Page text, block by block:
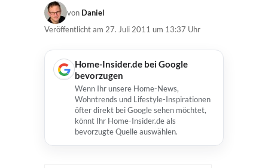
von Daniel
Veröffentlicht am 27. Juli 2011 um 13:37 Uhr
Home-Insider.de bei Google
bevorzugen
Wenn Ihr unsere Home-News,
Wohntrends und Lifestyle-Inspirationen
öfter direkt bei Google sehen möchtet,
könnt Ihr Home-Insider.de als
bevorzugte Quelle auswählen.